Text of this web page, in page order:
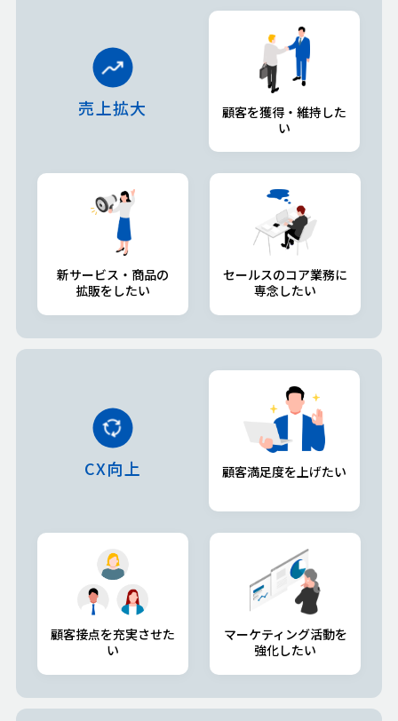
売上拡大
顧客を獲得・維持した
い
新サービス・商品の
拡販をしたい
セールスのコア業務に
専念したい
CX向上 顧客満足度を上げたい
顧客接点を充実させた
い
マーケティング活動を
強化したい